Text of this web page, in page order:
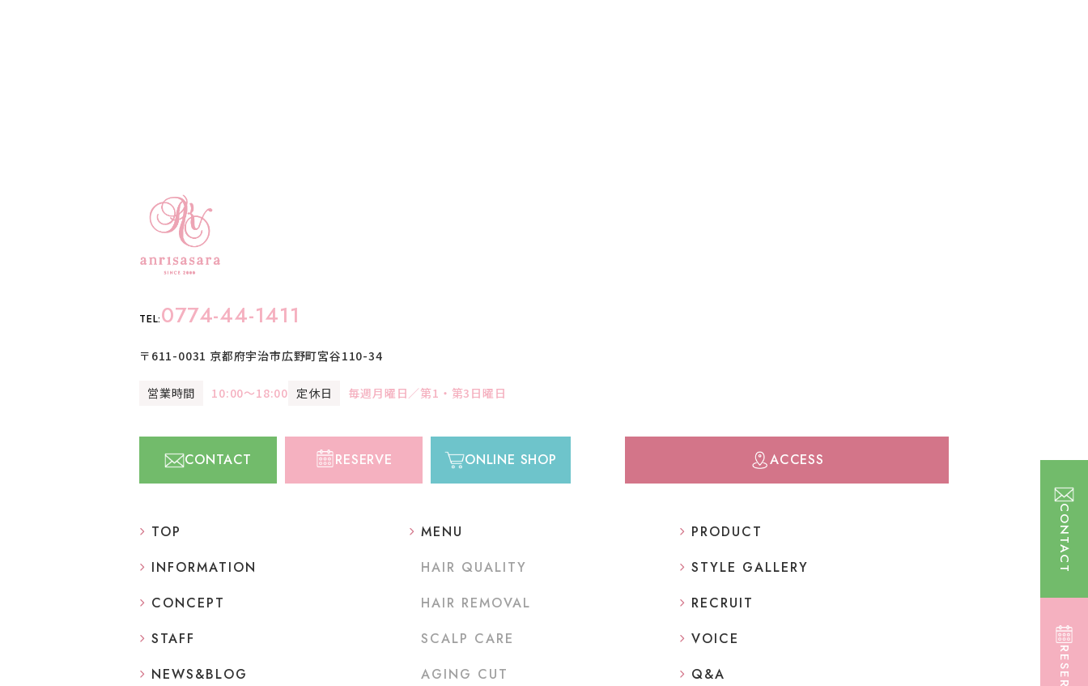
CONTACT
TEL:0774-44-1411
〒611-0031 京都府宇治市広野町宮谷110-34
営業時間 10:00〜18:00 定休日 毎週月曜日／第1・第3日曜日
CONTACT RESERVE ONLINE SHOP ACCESS
TOP
INFORMATION
CONCEPT
STAFF
NEWS&BLOG
MENU
HAIR QUALITY
HAIR REMOVAL
SCALP CARE
AGING CUT
PRODUCT
STYLE GALLERY
RECRUIT
VOICE
Q&A